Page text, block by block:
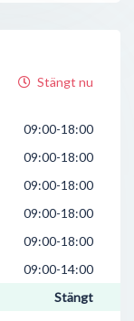
Stängt nu
09:00-18:00
09:00-18:00
09:00-18:00
09:00-18:00
09:00-18:00
09:00-14:00
Stängt